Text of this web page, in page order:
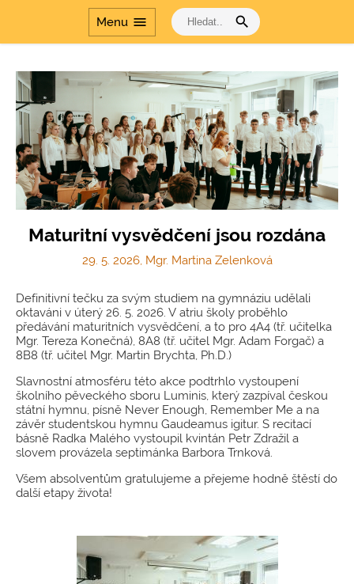
Menu menu search
Maturitní vysvědčení jsou rozdána
29. 5. 2026, Mgr. Martina Zelenková
Definitivní tečku za svým studiem na gymnáziu udělali
oktaváni v úterý 26. 5. 2026. V atriu školy proběhlo
předávání maturitních vysvědčení, a to pro 4A4 (tř. učitelka
Mgr. Tereza Konečná), 8A8 (tř. učitel Mgr. Adam Forgač) a
8B8 (tř. učitel Mgr. Martin Brychta, Ph.D.)
Slavnostní atmosféru této akce podtrhlo vystoupení
školního pěveckého sboru Luminis, který zazpíval českou
státní hymnu, písně Never Enough, Remember Me a na
závěr studentskou hymnu Gaudeamus igitur. S recitací
básně Radka Malého vystoupil kvintán Petr Zdražil a
slovem provázela septimánka Barbora Trnková.
Všem absolventům gratulujeme a přejeme hodně štěstí do
další etapy života!